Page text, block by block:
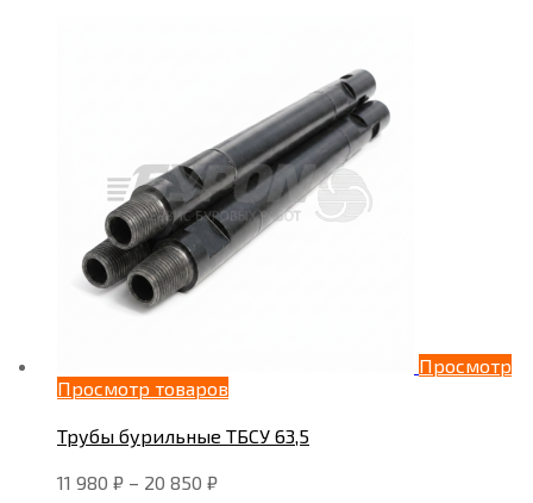
Просмотр
Просмотр товаров
Трубы бурильные ТБСУ 63,5
11 980 ₽ – 20 850 ₽